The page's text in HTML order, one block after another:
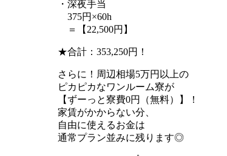
・深夜手当
375円×60h
＝【22,500円】
★合計：353,250円！
さらに！周辺相場5万円以上の
ピカピカなワンルーム寮が
【ずーっと寮費0円（無料）】！
家賃がかからない分、
自由に使えるお金は
通常プラン並みに残ります◎